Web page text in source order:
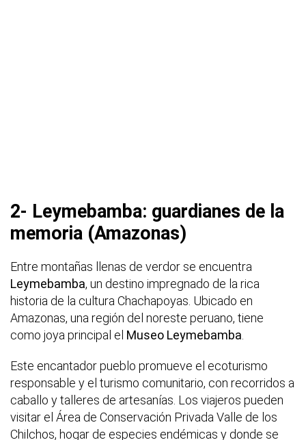
2- Leymebamba: guardianes de la
memoria (Amazonas)
Entre montañas llenas de verdor se encuentra
Leymebamba, un destino impregnado de la rica
historia de la cultura Chachapoyas. Ubicado en
Amazonas, una región del noreste peruano, tiene
como joya principal el Museo Leymebamba.
Este encantador pueblo promueve el ecoturismo
responsable y el turismo comunitario, con recorridos a
caballo y talleres de artesanías. Los viajeros pueden
visitar el Área de Conservación Privada Valle de los
Chilchos, hogar de especies endémicas y donde se